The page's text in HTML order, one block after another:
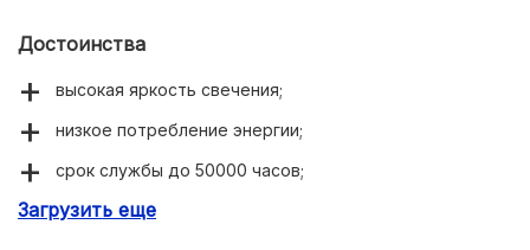
Достоинства
высокая яркость свечения;
низкое потребление энергии;
срок службы до 50000 часов;
мощный радиатор охлаждения.
Загрузить еще